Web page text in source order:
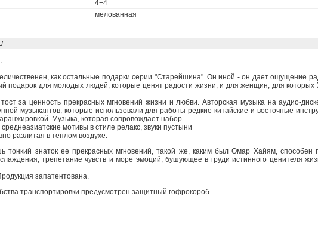
4+4
мелованная
как остальные подарки серии "Старейшина". Он иной - он дает ощущение
подарок для молодых людей, которые ценят радости жизни, и для женщин, для которых
за ценность прекрасных мгновений жизни и любви. Авторская музыка на аудио-
музыкантов, которые использовали для работы редкие китайские и восточные
Музыка, которая сопровождает набор
мотивы в стиле релакс, звуки пустыни
разлитая в теплом воздухе.
тонкий знаток ее прекрасных мгновений, такой же, каким был Омар Хайям, способен
трепетание чувств и море эмоций, бушующее в груди истинного ценителя
запатентована.
транспортировки предусмотрен защитный гофрокороб.